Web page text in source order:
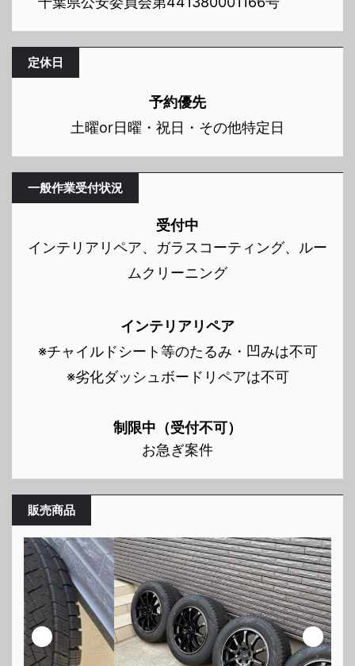
定休日
予約優先
土曜or日曜・祝日・その他特定日
一般作業受付状況
受付中
インテリアリペア、ガラスコーティング、ルー
ムクリーニング
インテリアリペア
※チャイルドシート等のたるみ・凹みは不可
※劣化ダッシュボードリペアは不可
制限中（受付不可）
お急ぎ案件
販売商品